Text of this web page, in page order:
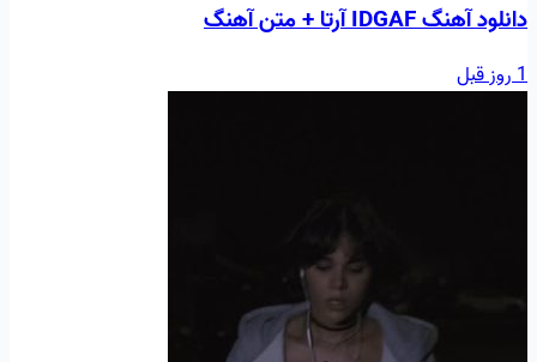
دانلود آهنگ IDGAF آرتا + متن آهنگ
1 روز قبل